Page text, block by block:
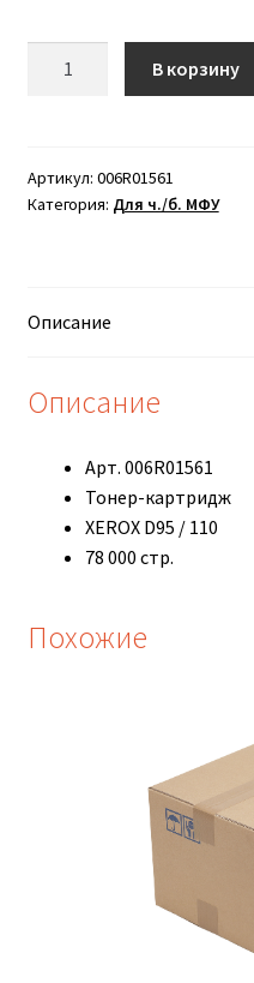
XEROX
D95
В корзину
Артикул: 006R01561
Категория: Для ч./б. МФУ
Описание
Описание
Арт. 006R01561
Тонер-картридж
XEROX D95 / 110
78 000 стр.
Похожие